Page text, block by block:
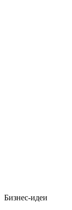
Бизнес-идеи